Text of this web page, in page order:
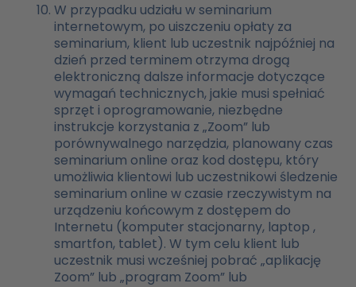
W przypadku udziału w seminarium
internetowym, po uiszczeniu opłaty za
seminarium, klient lub uczestnik najpóźniej na
dzień przed terminem otrzyma drogą
elektroniczną dalsze informacje dotyczące
wymagań technicznych, jakie musi spełniać
sprzęt i oprogramowanie, niezbędne
instrukcje korzystania z „Zoom” lub
porównywalnego narzędzia, planowany czas
seminarium online oraz kod dostępu, który
umożliwia klientowi lub uczestnikowi śledzenie
seminarium online w czasie rzeczywistym na
urządzeniu końcowym z dostępem do
Internetu (komputer stacjonarny, laptop ,
smartfon, tablet). W tym celu klient lub
uczestnik musi wcześniej pobrać „aplikację
Zoom” lub „program Zoom” lub